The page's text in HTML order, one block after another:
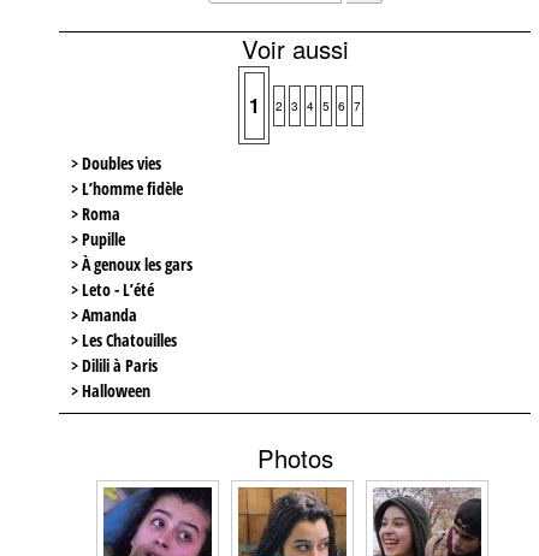
Voir aussi
1 2 3 4 5 6 7
> Doubles vies
> L’homme fidèle
> Roma
> Pupille
> À genoux les gars
> Leto - L’été
> Amanda
> Les Chatouilles
> Dilili à Paris
> Halloween
Photos